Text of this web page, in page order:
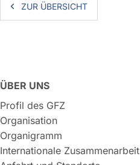
ZUR ÜBERSICHT
ÜBER UNS
Profil des GFZ
Organisation
Organigramm
Internationale Zusammenarbeit